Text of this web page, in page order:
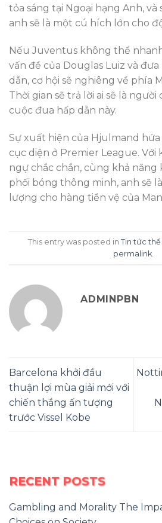
tỏa sáng tại Ngoại hạng Anh, và
anh sẽ là một cú hích lớn cho
Nếu Juventus không thể
vấn đề của Douglas Luiz và
dẫn, cơ hội sẽ nghiêng về phía
Thời gian sẽ trả lời ai sẽ là
cuộc đua hấp dẫn này.
Sự xuất hiện của Hjulmand
cục diện ở Premier League. Với
ngự chắc chắn, cùng khả năng
phối bóng thông minh, anh sẽ
lượng cho hàng tiền vệ của
This entry was posted in Tin tức
permalink
ADMINPBN
Barcelona khởi đầu
thuận lợi mùa giải mới với
chiến thắng ấn tượng
trước Vissel Kobe
RECENT POSTS
Gambling and Morality The